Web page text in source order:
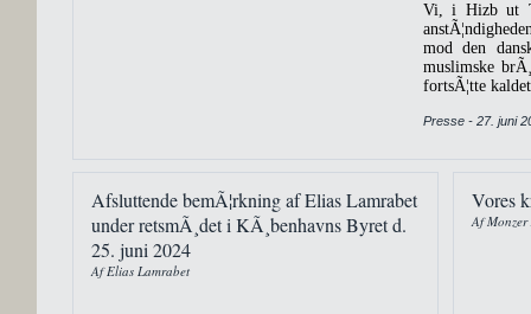
Vi, i Hizb ut
mod den
muslimske
fortsÃ¦tte
Presse - 27. juni
Afsluttende bemÃ¦rkning af Elias Lamrabet
under retsmÃ¸det i KÃ¸benhavns Byret d.
25. juni 2024
Af Elias Lamrabet
Vores
Af